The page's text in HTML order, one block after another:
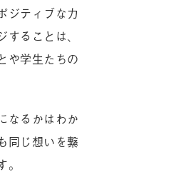
ジティブな力
ることは、
や学生たちの
なるかはわか
同じ想いを繋